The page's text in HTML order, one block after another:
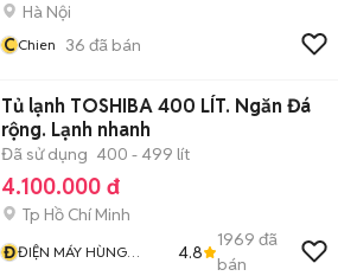
Hà Nội
CChien 36 đã bán
Tủ lạnh TOSHIBA 400 LÍT. Ngăn Đá
rộng. Lạnh nhanh
Đã sử dụng 400 - 499 lít
4.100.000 đ
Tp Hồ Chí Minh
ĐĐIỆN MÁY HÙNG
4.8
1969 đã
bán